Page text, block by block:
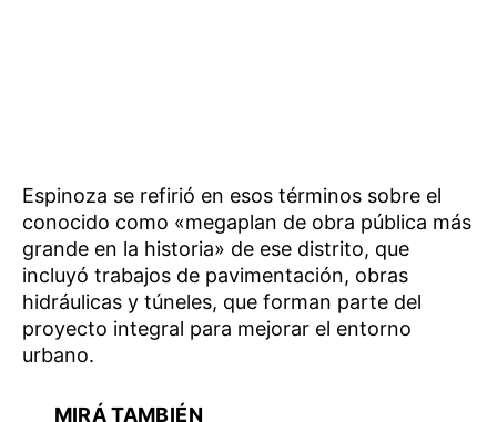
Espinoza se refirió en esos términos sobre el
conocido como «megaplan de obra pública más
grande en la historia» de ese distrito, que
incluyó trabajos de pavimentación, obras
hidráulicas y túneles, que forman parte del
proyecto integral para mejorar el entorno
urbano.